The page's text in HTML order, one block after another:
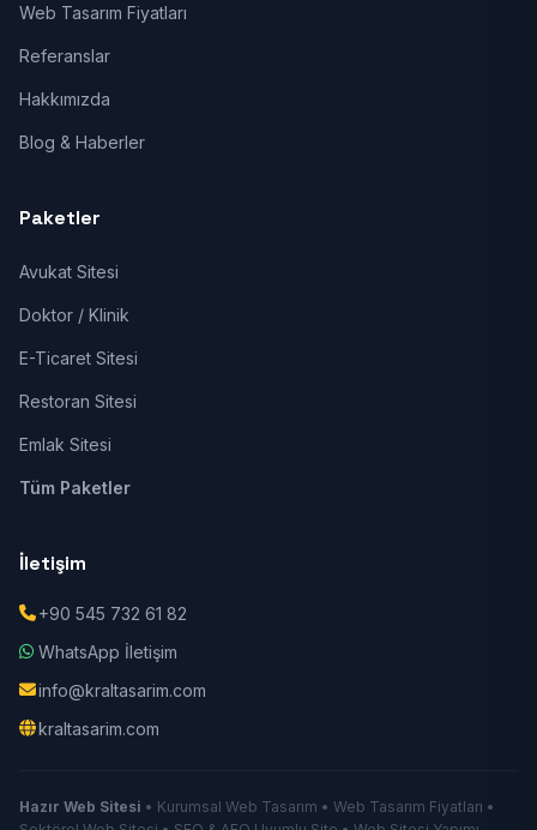
Web Tasarım Fiyatları
Referanslar
Hakkımızda
Blog & Haberler
Paketler
Avukat Sitesi
Doktor / Klinik
E-Ticaret Sitesi
Restoran Sitesi
Emlak Sitesi
Tüm Paketler
İletişim
+90 545 732 61 82
WhatsApp İletişim
info@kraltasarim.com
kraltasarim.com
Hazır Web Sitesi • Kurumsal Web Tasarım • Web Tasarım Fiyatları •